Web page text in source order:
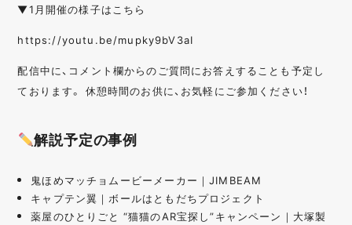
▼1月開催の様子はこちら
https://youtu.be/mupky9bV3aI
配信中に、コメント欄からのご質問にお答えすることも予定し
ております。 休憩時間のお供に、お気軽にご参加ください！
解説予定の事例
鬼ほめマッチョムービーメーカー｜JIMBEAM
キャプテン翼｜ボールはともだちプロジェクト
薬屋のひとりごと “猫猫のAR宝探し”キャンペーン｜大塚製